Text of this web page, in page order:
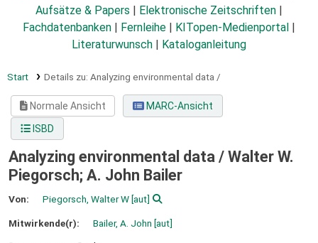
Aufsätze & Papers
Elektronische Zeitschriften
Fachdatenbanken
Fernleihe KITopen-Medienportal
Literaturwunsch
Kataloganleitung
Start Details zu: Analyzing environmental data /
Normale Ansicht
MARC-Ansicht
ISBD
Analyzing environmental data / Walter W.
Piegorsch; A. John Bailer
Von: Piegorsch, Walter W[aut]
Mitwirkende(r): Bailer, A. John [aut]